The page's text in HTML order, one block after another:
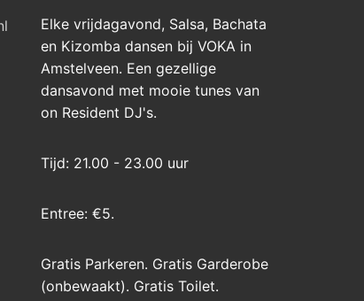
Elke vrijdagavond, Salsa, Bachata
en Kizomba dansen bij VOKA in
Amstelveen. Een gezellige
dansavond met mooie tunes van
on Resident DJ's.
Tijd: 21.00 - 23.00 uur
Entree: €5.
Gratis Parkeren. Gratis Garderobe
(onbewaakt). Gratis Toilet.